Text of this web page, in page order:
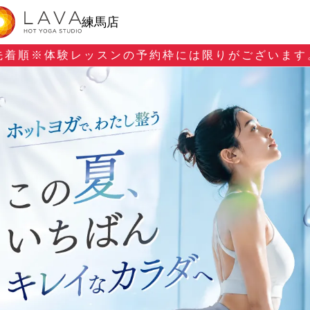
練馬店
順※ 体験レッスンの予約枠には限りがございます